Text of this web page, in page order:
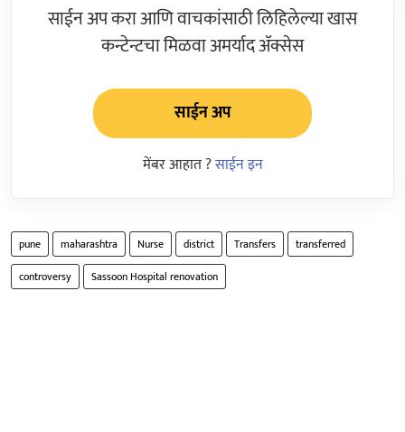
साईन अप करा आणि वाचकांसाठी लिहिलेल्या खास
कन्टेन्टचा मिळवा अमर्याद ॲक्सेस
साईन अप
मेंबर आहात ?साईन इन
pune maharashtra Nurse district Transfers
transferred
controversy
Sassoon Hospital renovation